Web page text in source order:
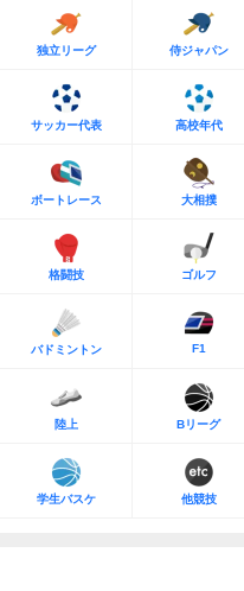
独立リーグ 侍ジャパン
サッカー代表 高校年代
ボートレース 大相撲
格闘技 ゴルフ
バドミントン F1
陸上 Bリーグ
学生バスケ 他競技